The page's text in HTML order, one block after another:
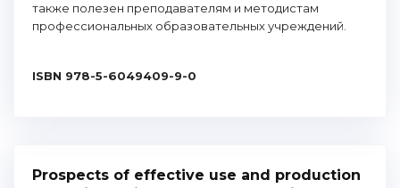
также полезен преподавателям и методистам
профессиональных образовательных учреждений.
ISBN 978-5-6049409-9-0
Prospects of effective use and production